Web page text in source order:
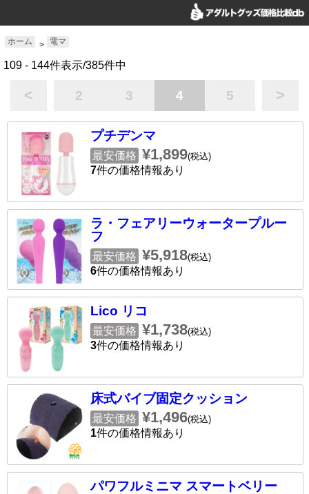
ホーム > 電マ
109 - 144件表示/385件中
< 2 3 4 5 >
プチデンマ
最安価格 ¥1,899(税込)
7件の価格情報あり
ラ・フェアリーウォータープルー
フ
最安価格 ¥5,918(税込)
6件の価格情報あり
Lico リコ
最安価格 ¥1,738(税込)
3件の価格情報あり
床式バイブ固定クッション
最安価格 ¥1,496(税込)
1件の価格情報あり
パワフルミニマ スマートベリー